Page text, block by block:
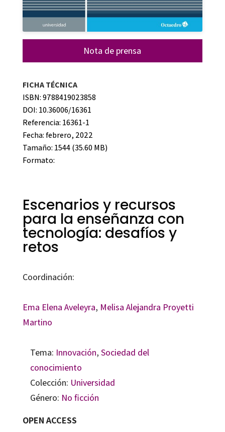
Nota de prensa
FICHA TÉCNICA
ISBN: 9788419023858
DOI: 10.36006/16361
Referencia: 16361-1
Fecha: febrero, 2022
Tamaño: 1544 (35.60 MB)
Formato:
Escenarios y recursos
para la enseñanza con
tecnología: desafíos y
retos
Coordinación:
Ema Elena Aveleyra, Melisa Alejandra Proyetti
Martino
Tema: Innovación, Sociedad del
conocimiento
Colección: Universidad
Género: No ficción
OPEN ACCESS